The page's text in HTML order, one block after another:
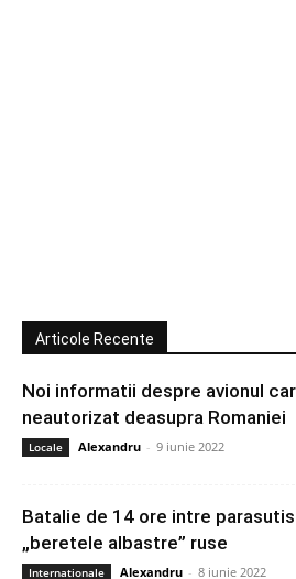
Articole Recente
Noi informatii despre avionul
neautorizat deasupra Romaniei
Locale Alexandru - 9 iunie 2022
Batalie de 14 ore intre
„beretele albastre” ruse
Internationale Alexandru - 8 iunie 2022